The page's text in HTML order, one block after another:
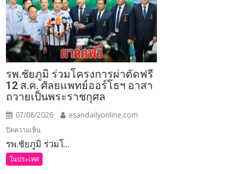
รพ.ชัยภูมิ ร่วมโครงการผ่าตัดฟรี
12 ส.ค. ศัลยแพทย์ออร์โธฯ อาสา
ถวายเป็นพระราชกุศล
07/08/2026 esandailyonline.com
ปิดความเห็น
รพ.ชัยภูมิ
ร่วม
โครงการ
รพ.ชัยภูมิ ร่วมโ...
ในประเทศ